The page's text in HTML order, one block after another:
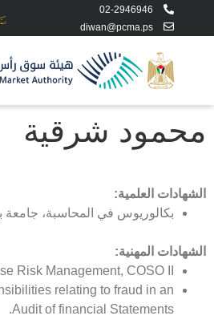
02-2946946
diwan@pcma.ps
محمود شرقية
الشهادات العلمية:
بكالوريوس في المحاسبة، جامعة
الشهادات المهنية:
Risk Management, COSO II.
relating to fraud in an
Audit of financial Statements.